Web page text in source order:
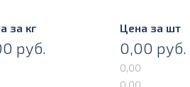
за кг Цена за шт
руб. 0,00 руб.
0,00
0,00